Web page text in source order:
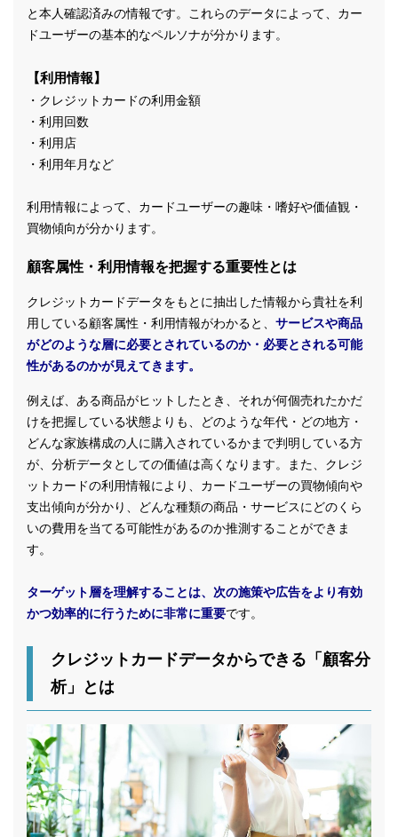
と本人確認済みの情報です。これらのデータによって、カー
ドユーザーの基本的なペルソナが分かります。
【利用情報】
・クレジットカードの利用金額
・利用回数
・利用店
・利用年月など
利用情報によって、カードユーザーの趣味・嗜好や価値観・
買物傾向が分かります。
顧客属性・利用情報を把握する重要性とは
クレジットカードデータをもとに抽出した情報から貴社を利
用している顧客属性・利用情報がわかると、 サービスや商品
がどのような層に必要とされているのか・必要とされる可能
性があるのかが見えてきます。
例えば、ある商品がヒットしたとき、それが何個売れたかだ
けを把握している状態よりも、どのような年代・どの地方・
どんな家族構成の人に購入されているかまで判明している方
が、分析データとしての価値は高くなります。また、クレジ
ットカードの利用情報により、カードユーザーの買物傾向や
支出傾向が分かり、どんな種類の商品・サービスにどのくら
いの費用を当てる可能性があるのか推測することができま
す。
ターゲット層を理解することは、次の施策や広告をより有効
かつ効率的に行うために非常に重要です。
クレジットカードデータからできる「顧客分
析」とは